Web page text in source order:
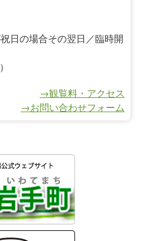
日の場合その翌日／臨時開
→観覧料・アクセス
→お問い合わせフォーム